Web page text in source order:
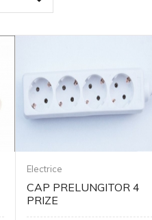
Electrice
CAP PRELUNGITOR 4
PRIZE